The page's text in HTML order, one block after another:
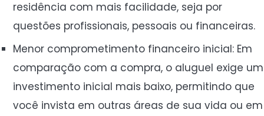
residência com mais facilidade, seja por
questões profissionais, pessoais ou financeiras.
Menor comprometimento financeiro inicial: Em
comparação com a compra, o aluguel exige um
investimento inicial mais baixo, permitindo que
você invista em outras áreas de sua vida ou em